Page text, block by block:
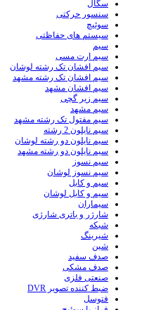
سگال
سنسور حرکتی
سوئیچ
سیستم های حفاظتی
سیم
سیم ارت مسی
سیم افشان تک رشته لوشان
سیم افشان تک رشته مشهد
سیم افشان مشهد
سیم زیر گچی
سیم مشهد
سیم مفتول تک رشته مشهد
سیم نایلون 2 رشته
سیم نایلون دو رشته لوشان
سیم نایلون دو رشته مشهد
سیم نسوز
سیم نسوز لوشان
سیم و کابل
سیم و کابل لوشان
سیماران
شارژر و باتری شارژی
شبکه
شیرینگ
شین
صدف سفید
صدف مشکی
صنعتی فلزی
ضبط کننده تصویر DVR
فتوسل